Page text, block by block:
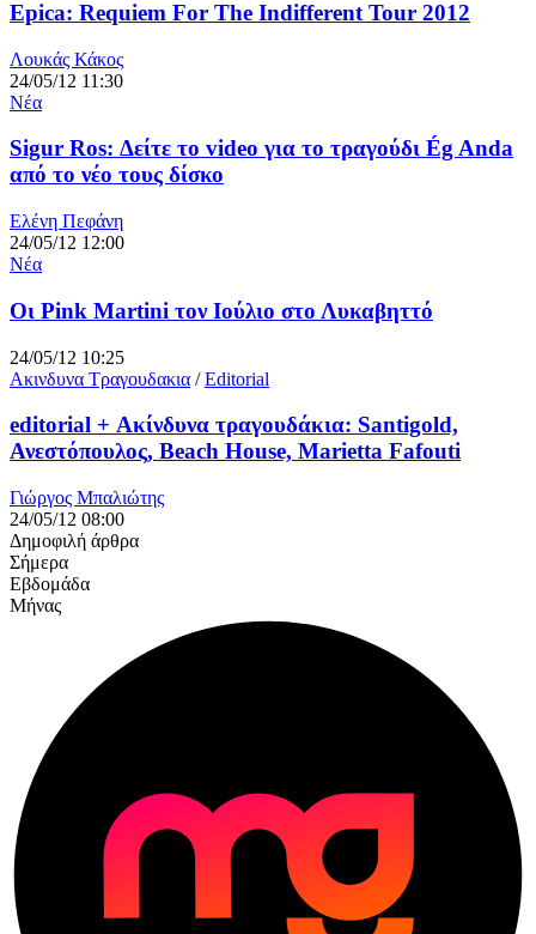
Epica: Requiem For The Indifferent Tour 2012
Λουκάς Κάκος
24/05/12 11:30
Νέα
Sigur Ros: Δείτε το video για το τραγούδι Ég Anda
από το νέο τους δίσκο
Ελένη Πεφάνη
24/05/12 12:00
Νέα
Οι Pink Martini τον Ιούλιο στο Λυκαβηττό
24/05/12 10:25
Ακινδυνα Τραγουδακια /Editorial
editorial + Ακίνδυνα τραγουδάκια: Santigold,
Ανεστόπουλος, Beach House, Marietta Fafouti
Γιώργος Μπαλιώτης
24/05/12 08:00
Δημοφιλή άρθρα
Σήμερα
Εβδομάδα
Μήνας